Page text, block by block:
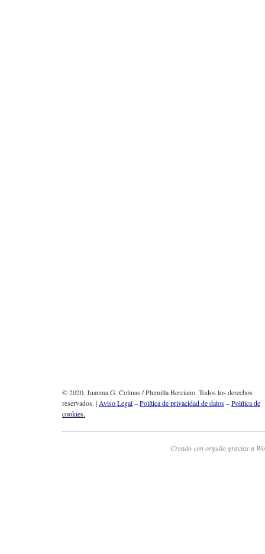
© 2020. Juanma G. Colinas / Plumilla Berciano. Todos los derechos
reservados. |Aviso Legal–Política de privacidad de datos–Política de
cookies.
Creado con orgullo gracias a